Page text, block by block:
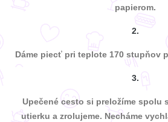
papierom.
2.
Dáme piecť pri teplote 170 stupňov
3.
Upečené cesto si preložíme spolu
utierku a zrolujeme. Necháme